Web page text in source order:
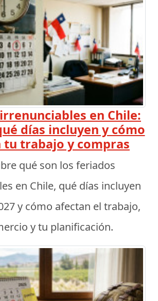
en Chile:
días incluyen y cómo
tu trabajo y compras
qué son los feriados
en Chile, qué días incluyen
y cómo afectan el trabajo,
y tu planificación.